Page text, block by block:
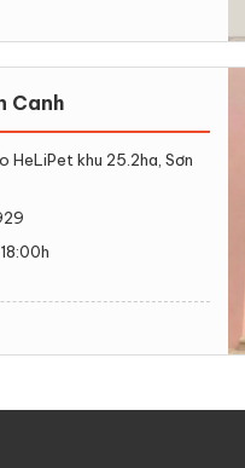
Canh
HeLiPet khu 25.2ha, Sơn